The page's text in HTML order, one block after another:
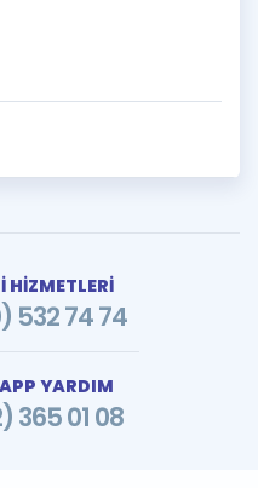
HİZMETLERİ
532 74 74
YARDIM
365 01 08